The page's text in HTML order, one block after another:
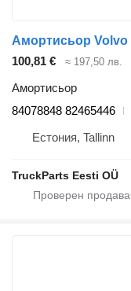
100,81 € ≈ 197,50 лв.
Амортисьор
84078848 82465446
Естония, Tallinn
TruckParts Eesti OÜ